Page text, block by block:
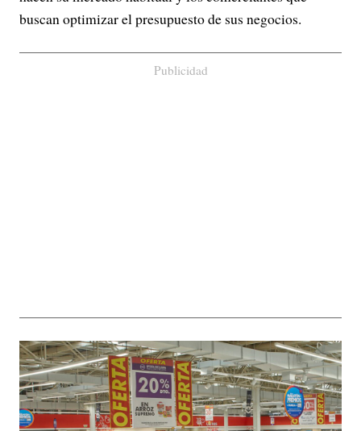
buscan optimizar el presupuesto de sus negocios.
Publicidad